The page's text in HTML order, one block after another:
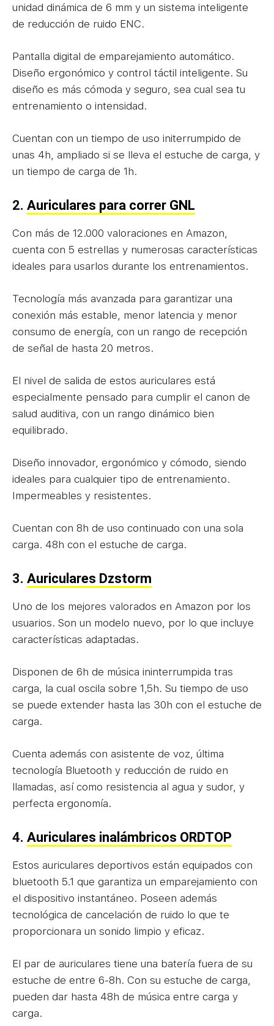
unidad dinámica de 6 mm y un sistema inteligente
de reducción de ruido ENC.
Pantalla digital de emparejamiento automático.
Diseño ergonómico y control táctil inteligente. Su
diseño es más cómoda y seguro, sea cual sea tu
entrenamiento o intensidad.
Cuentan con un tiempo de uso initerrumpido de
unas 4h, ampliado si se lleva el estuche de carga, y
un tiempo de carga de 1h.
2. Auriculares para correr GNL
Con más de 12.000 valoraciones en Amazon,
cuenta con 5 estrellas y numerosas características
ideales para usarlos durante los entrenamientos.
Tecnología más avanzada para garantizar una
conexión más estable, menor latencia y menor
consumo de energía, con un rango de recepción
de señal de hasta 20 metros.
El nivel de salida de estos auriculares está
especialmente pensado para cumplir el canon de
salud auditiva, con un rango dinámico bien
equilibrado.
Diseño innovador, ergonómico y cómodo, siendo
ideales para cualquier tipo de entrenamiento.
Impermeables y resistentes.
Cuentan con 8h de uso continuado con una sola
carga. 48h con el estuche de carga.
3. Auriculares Dzstorm
Uno de los mejores valorados en Amazon por los
usuarios. Son un modelo nuevo, por lo que incluye
características adaptadas.
Disponen de 6h de música ininterrumpida tras
carga, la cual oscila sobre 1,5h. Su tiempo de uso
se puede extender hasta las 30h con el estuche de
carga.
Cuenta además con asistente de voz, última
tecnología Bluetooth y reducción de ruido en
llamadas, así como resistencia al agua y sudor, y
perfecta ergonomía.
4. Auriculares inalámbricos ORDTOP
Estos auriculares deportivos están equipados con
bluetooth 5.1 que garantiza un emparejamiento con
el dispositivo instantáneo. Poseen además
tecnológica de cancelación de ruido lo que te
proporcionara un sonido limpio y eficaz.
El par de auriculares tiene una batería fuera de su
estuche de entre 6-8h. Con su estuche de carga,
pueden dar hasta 48h de música entre carga y
carga.